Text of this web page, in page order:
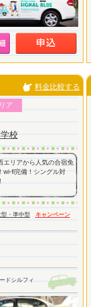
料金比較する
ア
校
エリアから人気の合宿免
wi-fi完備！シングル対
・準中型
キャンペーン
ドシルフィ